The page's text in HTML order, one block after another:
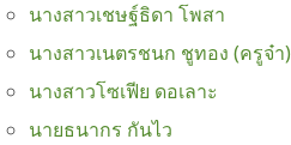
นางสาวเชษฐ์ธิดา โพสา
นางสาวเนตรชนก ชูทอง (ครูจ๋า)
นางสาวโซเฟีย ดอเลาะ
นายธนากร กันไว